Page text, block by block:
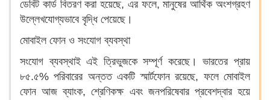
ডেবিট কার্ড বিতরণ করা হয়েছে, এর ফলে, মানুষের আর্থিক অংশগ্রহণ
উল্লেখযোগ্যভাবে বৃদ্ধি পেয়েছে।
মোবাইল ফোন ও সংযোগ ব্যবস্থা
সংযোগ ব্যবস্থাই এই ত্রিভুজকে সম্পূর্ণ করেছে। ভারতের প্রায়
৮৫.৫% পরিবারের অন্তত একটি স্মার্টফোন রয়েছে, ফলে মোবাইল
ফোন আজ ব্যাংক, শ্রেণিকক্ষ এবং জনপরিষেবার প্রবেশদ্বার হয়ে